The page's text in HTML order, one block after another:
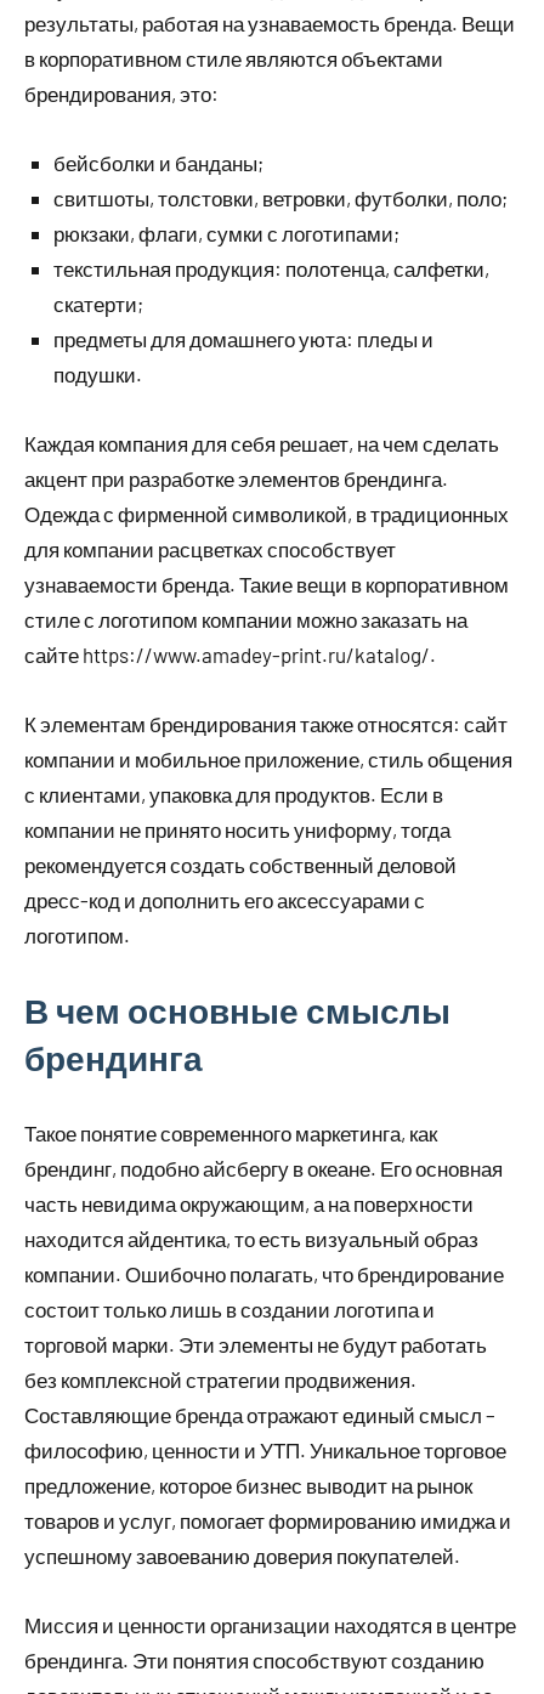
результаты, работая на узнаваемость бренда. Вещи
в корпоративном стиле являются объектами
брендирования, это:
бейсболки и банданы;
свитшоты, толстовки, ветровки, футболки, поло;
рюкзаки, флаги, сумки с логотипами;
текстильная продукция: полотенца, салфетки,
скатерти;
предметы для домашнего уюта: пледы и
подушки.
Каждая компания для себя решает, на чем сделать
акцент при разработке элементов брендинга.
Одежда с фирменной символикой, в традиционных
для компании расцветках способствует
узнаваемости бренда. Такие вещи в корпоративном
стиле с логотипом компании можно заказать на
сайте https://www.amadey-print.ru/katalog/.
К элементам брендирования также относятся: сайт
компании и мобильное приложение, стиль общения
с клиентами, упаковка для продуктов. Если в
компании не принято носить униформу, тогда
рекомендуется создать собственный деловой
дресс-код и дополнить его аксессуарами с
логотипом.
В чем основные смыслы
брендинга
Такое понятие современного маркетинга, как
брендинг, подобно айсбергу в океане. Его основная
часть невидима окружающим, а на поверхности
находится айдентика, то есть визуальный образ
компании. Ошибочно полагать, что брендирование
состоит только лишь в создании логотипа и
торговой марки. Эти элементы не будут работать
без комплексной стратегии продвижения.
Составляющие бренда отражают единый смысл –
философию, ценности и УТП. Уникальное торговое
предложение, которое бизнес выводит на рынок
товаров и услуг, помогает формированию имиджа и
успешному завоеванию доверия покупателей.
Миссия и ценности организации находятся в центре
брендинга. Эти понятия способствуют созданию